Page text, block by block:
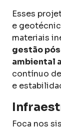
Esses
e
materiais
gestão
ambiental
contínuo
e
Foca nos